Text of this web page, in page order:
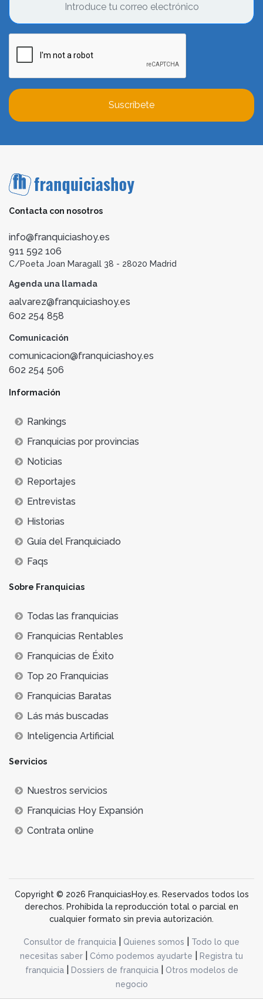
Suscríbete
Contacta con nosotros
info@franquiciashoy.es
911 592 106
C/Poeta Joan Maragall 38 - 28020 Madrid
Agenda una llamada
aalvarez@franquiciashoy.es
602 254 858
Comunicación
comunicacion@franquiciashoy.es
602 254 506
Información
Rankings
Franquicias por provincias
Noticias
Reportajes
Entrevistas
Historias
Guía del Franquiciado
Faqs
Sobre Franquicias
Todas las franquicias
Franquicias Rentables
Franquicias de Éxito
Top 20 Franquicias
Franquicias Baratas
Lás más buscadas
Inteligencia Artificial
Servicios
Nuestros servicios
Franquicias Hoy Expansión
Contrata online
Copyright © 2026 FranquiciasHoy.es. Reservados todos los
derechos. Prohibida la reproducción total o parcial en
cualquier formato sin previa autorización.
Consultor de franquicia Quienes somos
Todo lo que
necesitas saber
Cómo podemos ayudarte
Registra tu
franquicia| Dossiers de franquicia|
Otros modelos de
negocio